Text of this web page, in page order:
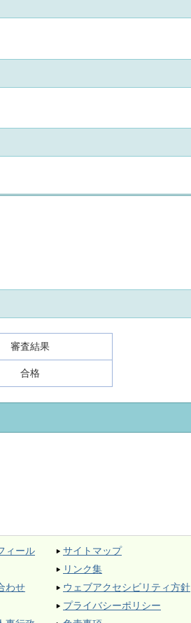
審査結果
合格
ィール
わせ
サイトマップ
リンク集
ウェブアクセシビリティ方針
プライバシーポリシー